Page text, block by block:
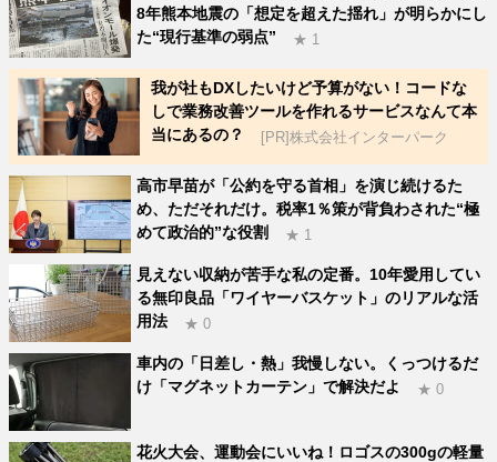
8年熊本地震の「想定を超えた揺れ」が明らかにし
た“現行基準の弱点”
★ 1
我が社もDXしたいけど予算がない！コードな
しで業務改善ツールを作れるサービスなんて本
当にあるの？
[PR]株式会社インターパーク
高市早苗が「公約を守る首相」を演じ続けるた
め、ただそれだけ。税率1％策が背負わされた“極
めて政治的”な役割
★ 1
見えない収納が苦手な私の定番。10年愛用してい
る無印良品「ワイヤーバスケット」のリアルな活
用法
★ 0
車内の「日差し・熱」我慢しない。くっつけるだ
け「マグネットカーテン」で解決だよ
★ 0
花火大会、運動会にいいね！ロゴスの300gの軽量